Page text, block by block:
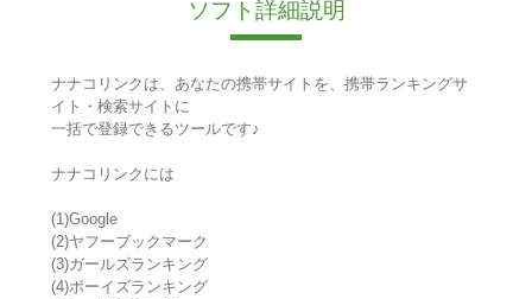
ソフト詳細説明
ナナコリンクは、あなたの携帯サイトを、携帯ランキングサ
イト・検索サイトに
一括で登録できるツールです♪
ナナコリンクには
(1)Google
(2)ヤフーブックマーク
(3)ガールズランキング
(4)ボーイズランキング